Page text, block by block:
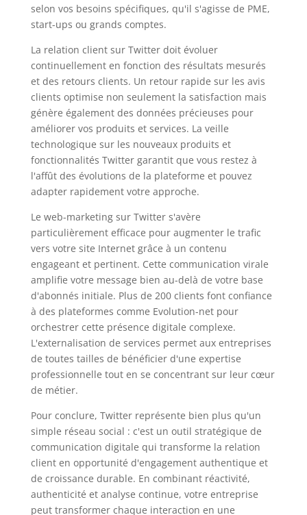
selon vos besoins spécifiques, qu'il s'agisse de PME,
start-ups ou grands comptes.
La relation client sur Twitter doit évoluer
continuellement en fonction des résultats mesurés
et des retours clients. Un retour rapide sur les avis
clients optimise non seulement la satisfaction mais
génère également des données précieuses pour
améliorer vos produits et services. La veille
technologique sur les nouveaux produits et
fonctionnalités Twitter garantit que vous restez à
l'affût des évolutions de la plateforme et pouvez
adapter rapidement votre approche.
Le web-marketing sur Twitter s'avère
particulièrement efficace pour augmenter le trafic
vers votre site Internet grâce à un contenu
engageant et pertinent. Cette communication virale
amplifie votre message bien au-delà de votre base
d'abonnés initiale. Plus de 200 clients font confiance
à des plateformes comme Evolution-net pour
orchestrer cette présence digitale complexe.
L'externalisation de services permet aux entreprises
de toutes tailles de bénéficier d'une expertise
professionnelle tout en se concentrant sur leur cœur
de métier.
Pour conclure, Twitter représente bien plus qu'un
simple réseau social : c'est un outil stratégique de
communication digitale qui transforme la relation
client en opportunité d'engagement authentique et
de croissance durable. En combinant réactivité,
authenticité et analyse continue, votre entreprise
peut transformer chaque interaction en une